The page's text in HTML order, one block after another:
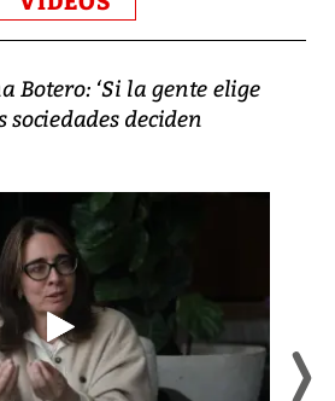
Botero: ‘Si la gente elige
deciden